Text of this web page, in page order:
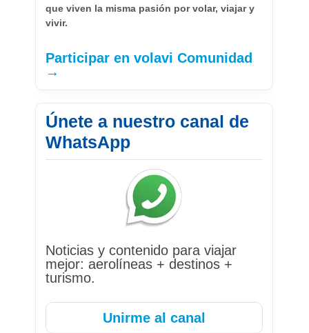
que viven la misma pasión por volar, viajar y
vivir.
Participar en volavi Comunidad
→
Únete a nuestro canal de
WhatsApp
Noticias y contenido para viajar
mejor: aerolíneas + destinos +
turismo.
Unirme al canal